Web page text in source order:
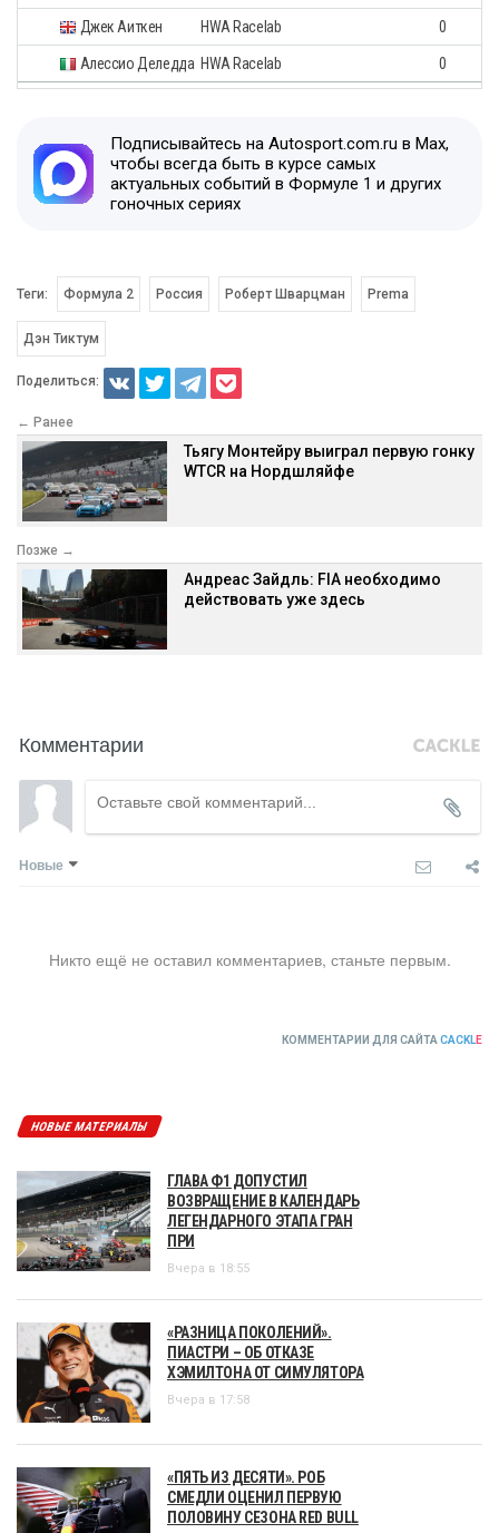
Джек Аиткен HWA Racelab 0
Алессио Деледда HWA Racelab 0
Подписывайтесь на Autosport.com.ru в Max,
чтобы всегда быть в курсе самых
актуальных событий в Формуле 1 и других
гоночных сериях
Теги: Формула 2 Россия Роберт Шварцман Prema
Дэн Тиктум
Поделиться:
← Ранее
Тьягу Монтейру выиграл первую гонку
WTCR на Нордшляйфе
Позже →
Андреас Зайдль: FIA необходимо
действовать уже здесь
Комментарии
Новые
Никто ещё не оставил комментариев, станьте первым.
КОММЕНТАРИИ ДЛЯ САЙТА CACKLE
НОВЫЕ МАТЕРИАЛЫ
ГЛАВА Ф1 ДОПУСТИЛ
ВОЗВРАЩЕНИЕ В КАЛЕНДАРЬ
ЛЕГЕНДАРНОГО ЭТАПА ГРАН
ПРИ
Вчера в 18:55
«РАЗНИЦА ПОКОЛЕНИЙ».
ПИАСТРИ – ОБ ОТКАЗЕ
ХЭМИЛТОНА ОТ СИМУЛЯТОРА
Вчера в 17:58
«ПЯТЬ ИЗ ДЕСЯТИ». РОБ
СМЕДЛИ ОЦЕНИЛ ПЕРВУЮ
ПОЛОВИНУ СЕЗОНА RED BULL